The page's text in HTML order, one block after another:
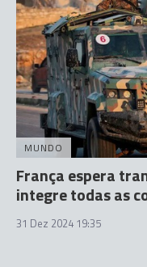
MUNDO
França espera
integre todas as
31 Dez 2024 19:35